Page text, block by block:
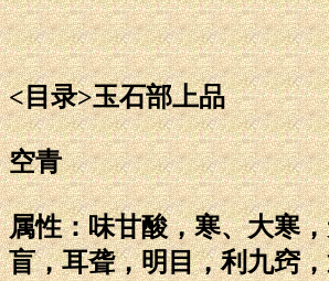
<目录>玉石部上品
空青
属性：味甘酸，寒、大寒
盲，耳聋，明目，利九窍